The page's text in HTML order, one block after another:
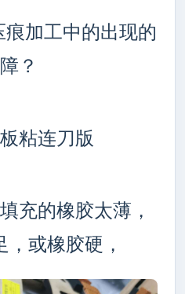
加工中的出现的
？
粘连刀版
充的橡胶太薄，
或橡胶硬，